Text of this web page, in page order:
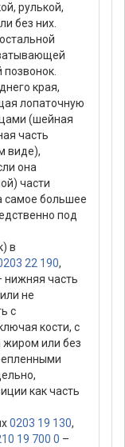
рулькой,
без них.
края,
лопаточную
(шейная
часть
виде),
она
части
самое большее
под
в
22 190,
нижняя часть
не
с
кости, с
или без
как часть
0203 19 130,
19 700 0 –